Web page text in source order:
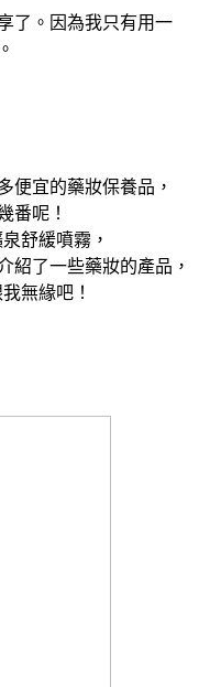
。因為我只有用一
便宜的藥妝保養品，
番呢！
舒緩噴霧，
紹了一些藥妝的產品，
無緣吧！